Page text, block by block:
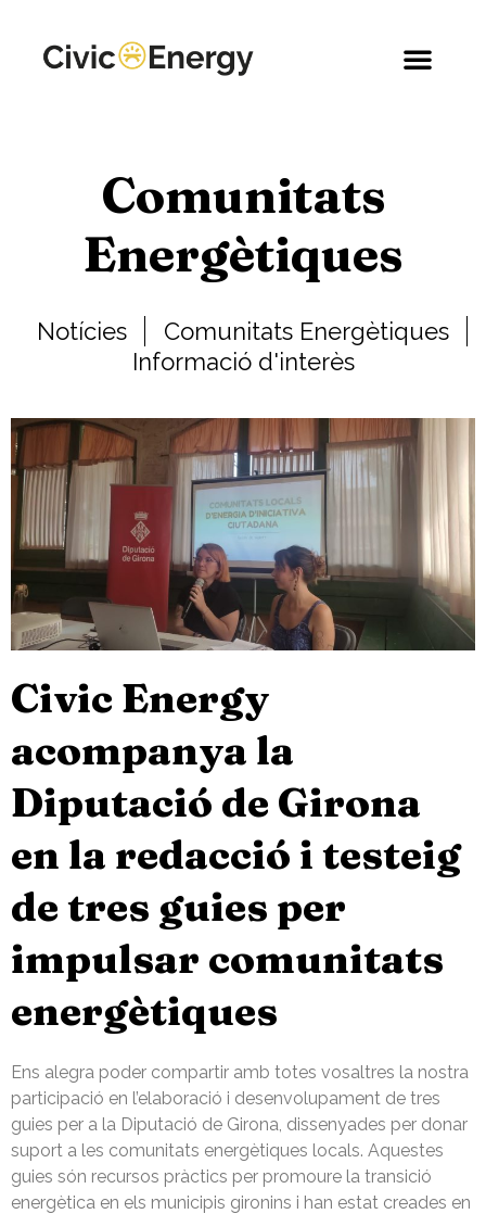
Comunitats
Energètiques
Notícies
Comunitats Energètiques
Informació d'interès
Civic Energy
acompanya la
Diputació de Girona
en la redacció i testeig
de tres guies per
impulsar comunitats
energètiques
Ens alegra poder compartir amb totes vosaltres la nostra
participació en l’elaboració i desenvolupament de tres
guies per a la Diputació de Girona, dissenyades per donar
suport a les comunitats energètiques locals. Aquestes
guies són recursos pràctics per promoure la transició
energètica en els municipis gironins i han estat creades en